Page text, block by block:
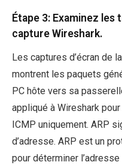
Étape 3: Examinez
capture Wireshark.
Les captures d’écran de
montrent les paquets
PC hôte vers sa
appliqué à Wireshark
ICMP uniquement. ARP
d’adresse. ARP est un
pour déterminer